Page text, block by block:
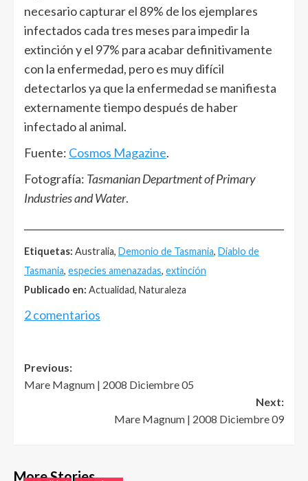
necesario capturar el 89% de los ejemplares
infectados cada tres meses para impedir la
extinción y el 97% para acabar definitivamente
con la enfermedad, pero es muy difícil
detectarlos ya que la enfermedad se manifiesta
externamente tiempo después de haber
infectado al animal.
Fuente: Cosmos Magazine.
Fotografía: Tasmanian Department of Primary
Industries and Water.
Etiquetas: Australia, Demonio de Tasmania, Diablo de
Tasmania, especies amenazadas, extinción
Publicado en: Actualidad, Naturaleza
2 comentarios
Post
navigation
Previous:
Mare Magnum | 2008 Diciembre 05
Next:
Mare Magnum | 2008 Diciembre 09
More Stories